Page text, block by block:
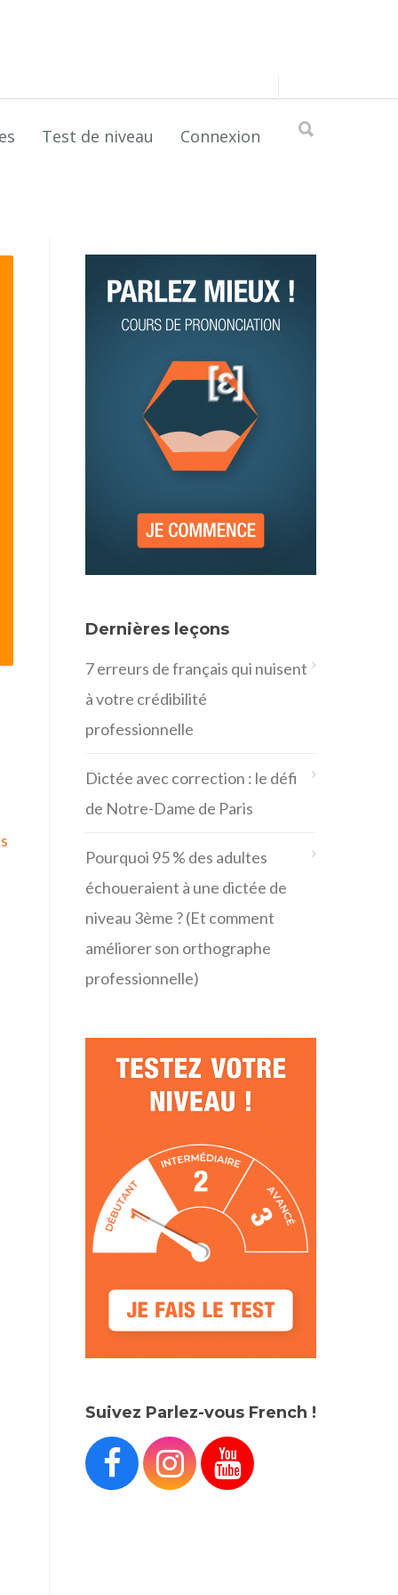
Test de niveau Connexion
Dernières leçons
7 erreurs de français qui nuisent
à votre crédibilité
professionnelle
Dictée avec correction : le défi
de Notre-Dame de Paris
Pourquoi 95 % des adultes
échoueraient à une dictée de
niveau 3ème ? (Et comment
améliorer son orthographe
professionnelle)
Suivez Parlez-vous French !
  